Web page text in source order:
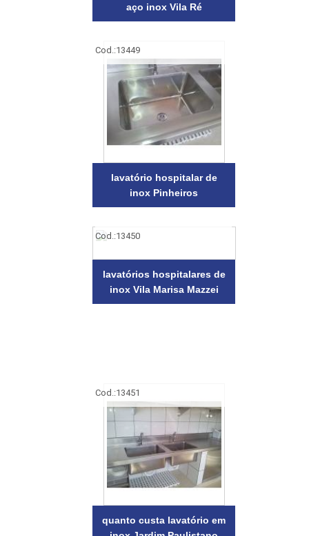
aço inox Vila Ré
Cod.:13449
lavatório hospitalar de
inox Pinheiros
Cod.:13450
lavatórios hospitalares de
inox Vila Marisa Mazzei
Cod.:13451
quanto custa lavatório em